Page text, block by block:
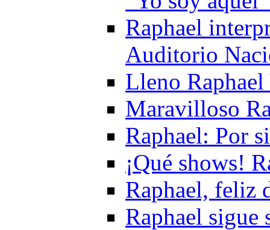
Raphael
Auditorio
Lleno
Maravilloso
Raphael: Por
¡Qué shows!
Raphael, feliz
Raphael sigue